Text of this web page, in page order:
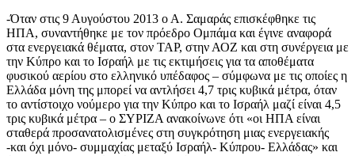
-Όταν στις 9 Αυγούστου 2013 ο Α. Σαμαράς επισκέφθηκε τις
ΗΠΑ, συναντήθηκε με τον πρόεδρο Ομπάμα και έγινε αναφορά
στα ενεργειακά θέματα, στον TAP, στην ΑΟΖ και στη συνέργεια με
την Κύπρο και το Ισραήλ με τις εκτιμήσεις για τα αποθέματα
φυσικού αερίου στο ελληνικό υπέδαφος – σύμφωνα με τις οποίες η
Ελλάδα μόνη της μπορεί να αντλήσει 4,7 τρις κυβικά μέτρα, όταν
το αντίστοιχο νούμερο για την Κύπρο και το Ισραήλ μαζί είναι 4,5
τρις κυβικά μέτρα – ο ΣΥΡΙΖΑ ανακοίνωνε ότι «οι ΗΠΑ είναι
σταθερά προσανατολισμένες στη συγκρότηση μιας ενεργειακής
-και όχι μόνο- συμμαχίας μεταξύ Ισραήλ- Κύπρου- Ελλάδας» και